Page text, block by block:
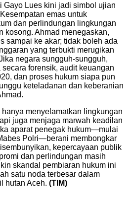
Gayo Lues kini jadi simbol ujian
emas untuk
dan perlindungan lingkungan
kosong. Ahmad menegaskan,
sampai ke akar; tidak boleh ada
yang terbukti merugikan
negara sungguh-sungguh,
forensik, audit keuangan
dan proses hukum siapa pun
keteladanan dan keberanian
menyelamatkan lingkungan
juga menjaga marwah keadilan
aparat penegak hukum—mulai
Polri—berani membongkar
kepercayaan publik
dan perlindungan masih
skandal pembiaran hukum ini
satu noda terbesar dalam
hutan Aceh. (TIM)